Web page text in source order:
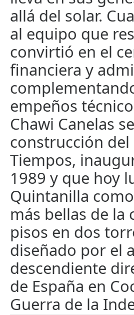
allá del solar.
al equipo que
convirtió en el
financiera y
empeños
Chawi Canelas
construcción
Tiempos,
1989 y que hoy
Quintanilla
más bellas de la
pisos en dos
diseñado por el
descendiente
de España en
Guerra de la